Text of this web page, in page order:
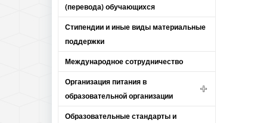
(перевода) обучающихся
Стипендии и иные виды материальные
поддержки
Международное сотрудничество
Организация питания в
образовательной организации
Образовательные стандарты и